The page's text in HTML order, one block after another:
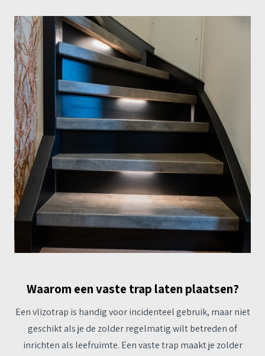
Waarom een vaste trap laten plaatsen?
Een vlizotrap is handig voor incidenteel gebruik, maar niet
geschikt als je de zolder regelmatig wilt betreden of
inrichten als leefruimte. Een vaste trap maakt je zolder